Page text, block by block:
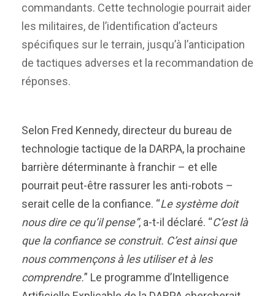
commandants. Cette technologie pourrait aider
les militaires, de l’identification d’acteurs
spécifiques sur le terrain, jusqu’à l’anticipation
de tactiques adverses et la recommandation de
réponses.
Selon Fred Kennedy, directeur du bureau de
technologie tactique de la DARPA, la prochaine
barrière déterminante à franchir – et elle
pourrait peut-être rassurer les anti-robots –
serait celle de la confiance. “Le système doit
nous dire ce qu’il pense”, a-t-il déclaré. “C’est là
que la confiance se construit. C’est ainsi que
nous commençons à les utiliser et à les
comprendre.” Le programme d’Intelligence